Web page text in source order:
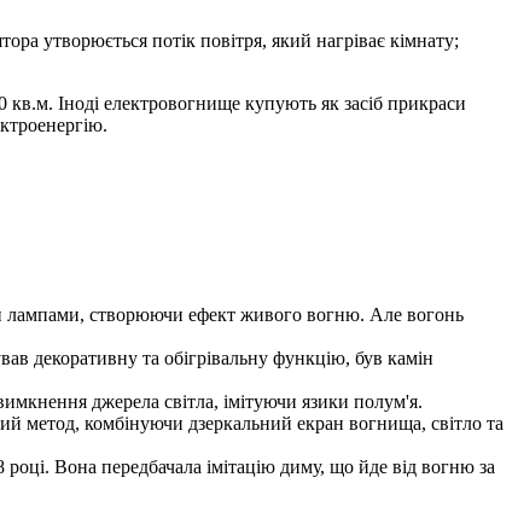
утворюється потік повітря, який нагріває кімнату;
Іноді електровогнище купують як засіб прикраси
лампами, створюючи ефект живого вогню. Але вогонь
декоративну та обігрівальну функцію, був камін
джерела світла, імітуючи язики полум'я.
метод, комбінуючи дзеркальний екран вогнища, світло та
році. Вона передбачала імітацію диму, що йде від вогню за